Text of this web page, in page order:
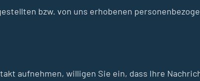
bzw. von uns erhobenen
aufnehmen, willigen Sie ein, dass Ihre